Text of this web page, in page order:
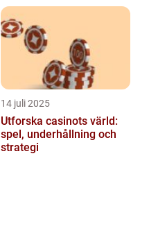
14 juli 2025
Utforska casinots värld:
spel, underhållning och
strategi